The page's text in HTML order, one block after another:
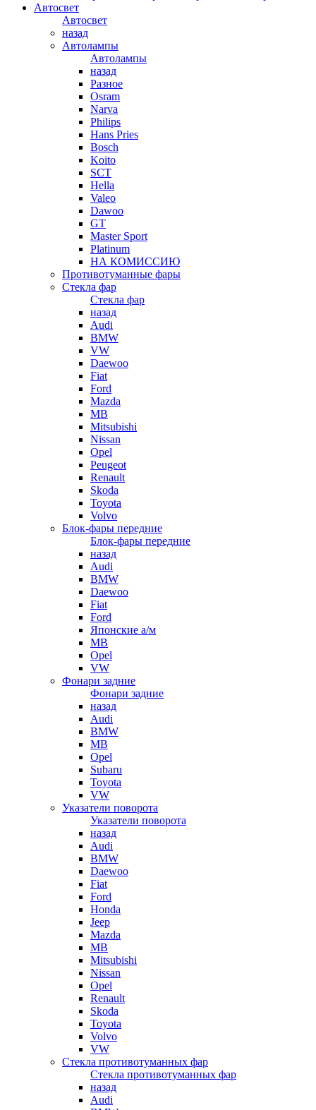
Автосвет
Автосвет
назад
Автолампы
Автолампы
назад
Разное
Osram
Narva
Philips
Hans Pries
Bosch
Koito
SCT
Hella
Valeo
Dawoo
GT
Master Sport
Platinum
НА КОМИССИЮ
Противотуманные фары
Стекла фар
Стекла фар
назад
Audi
BMW
VW
Daewoo
Fiat
Ford
Mazda
MB
Mitsubishi
Nissan
Opel
Peugeot
Renault
Skoda
Toyota
Volvo
Блок-фары передние
Блок-фары передние
назад
Audi
BMW
Daewoo
Fiat
Ford
Японские а/м
MB
Opel
VW
Фонари задние
Фонари задние
назад
Audi
BMW
MB
Opel
Subaru
Toyota
VW
Указатели поворота
Указатели поворота
назад
Audi
BMW
Daewoo
Fiat
Ford
Honda
Jeep
Mazda
MB
Mitsubishi
Nissan
Opel
Renault
Skoda
Toyota
Volvo
VW
Стекла противотуманных фар
Стекла противотуманных фар
назад
Audi